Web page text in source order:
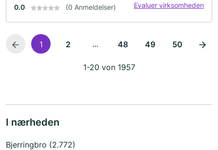
0.0 (0 Anmeldelser) Evaluer virksomheden
1 2 ... 48 49 50
1-20 von 1957
I nærheden
Bjerringbro (2.772)